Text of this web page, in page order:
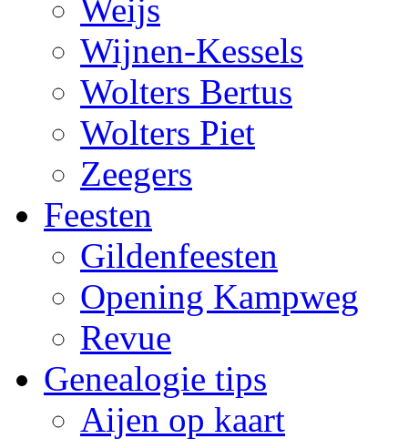
Weijs
Wijnen-Kessels
Wolters Bertus
Wolters Piet
Zeegers
Feesten
Gildenfeesten
Opening Kampweg
Revue
Genealogie tips
Aijen op kaart